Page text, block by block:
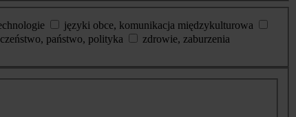
języki obce, komunikacja międzykulturowa
państwo, polityka
zdrowie, zaburzenia